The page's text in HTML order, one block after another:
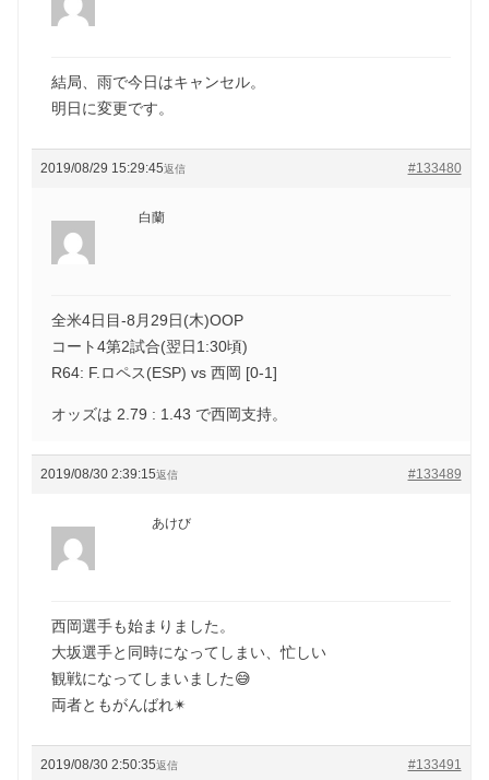
結局、雨で今日はキャンセル。
明日に変更です。
2019/08/29 15:29:45 #133480
返信
白蘭
全米4日目-8月29日(木)OOP
コート4第2試合(翌日1:30頃)
R64: F.ロペス(ESP) vs 西岡 [0-1]
オッズは 2.79 : 1.43 で西岡支持。
2019/08/30 2:39:15 #133489
返信
あけび
西岡選手も始まりました。
大坂選手と同時になってしまい、忙しい
観戦になってしまいました😅
両者ともがんばれ✴
2019/08/30 2:50:35 #133491
返信